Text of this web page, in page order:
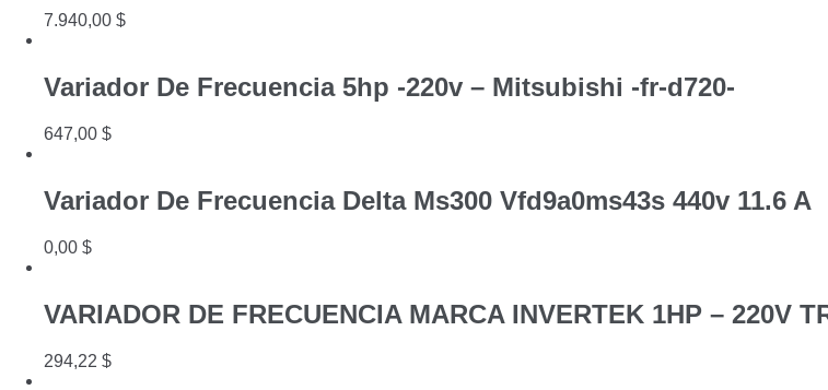
7.940,00 $
Variador De Frecuencia 5hp -220v – Mitsubishi -fr-d720-
647,00 $
Variador De Frecuencia Delta Ms300 Vfd9a0ms43s 440v 11.6 A
0,00 $
VARIADOR DE FRECUENCIA MARCA INVERTEK 1HP – 220V
294,22 $